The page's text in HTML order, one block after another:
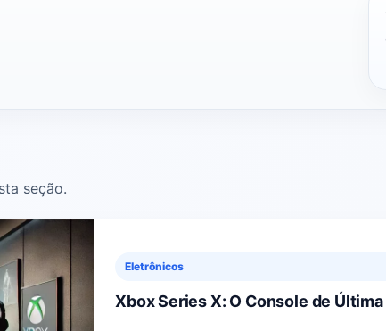
seção.
Eletrônicos
Xbox Series X: O Console de